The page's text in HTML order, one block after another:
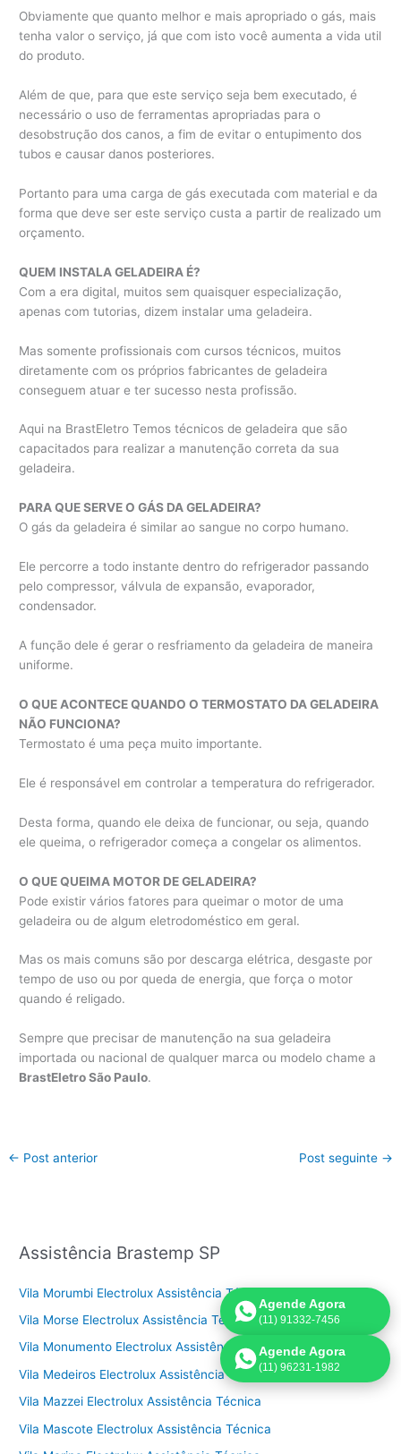
Obviamente que quanto melhor e mais apropriado o gás, mais
tenha valor o serviço, já que com isto você aumenta a vida util
do produto.
Além de que, para que este serviço seja bem executado, é
necessário o uso de ferramentas apropriadas para o
desobstrução dos canos, a fim de evitar o entupimento dos
tubos e causar danos posteriores.
Portanto para uma carga de gás executada com material e da
forma que deve ser este serviço custa a partir de realizado um
orçamento.
QUEM INSTALA GELADEIRA É?
Com a era digital, muitos sem quaisquer especialização,
apenas com tutorias, dizem instalar uma geladeira.
Mas somente profissionais com cursos técnicos, muitos
diretamente com os próprios fabricantes de geladeira
conseguem atuar e ter sucesso nesta profissão.
Aqui na BrastEletro Temos técnicos de geladeira que são
capacitados para realizar a manutenção correta da sua
geladeira.
PARA QUE SERVE O GÁS DA GELADEIRA?
O gás da geladeira é similar ao sangue no corpo humano.
Ele percorre a todo instante dentro do refrigerador passando
pelo compressor, válvula de expansão, evaporador,
condensador.
A função dele é gerar o resfriamento da geladeira de maneira
uniforme.
O QUE ACONTECE QUANDO O TERMOSTATO DA GELADEIRA
NÃO FUNCIONA?
Termostato é uma peça muito importante.
Ele é responsável em controlar a temperatura do refrigerador.
Desta forma, quando ele deixa de funcionar, ou seja, quando
ele queima, o refrigerador começa a congelar os alimentos.
O QUE QUEIMA MOTOR DE GELADEIRA?
Pode existir vários fatores para queimar o motor de uma
geladeira ou de algum eletrodoméstico em geral.
Mas os mais comuns são por descarga elétrica, desgaste por
tempo de uso ou por queda de energia, que força o motor
quando é religado.
Sempre que precisar de manutenção na sua geladeira
importada ou nacional de qualquer marca ou modelo chame a
BrastEletro São Paulo.
← Post anterior Post seguinte →
Assistência Brastemp SP
Vila Morumbi Electrolux Assistência Técnica
Vila Morse Electrolux Assistência Técnica
Vila Monumento Electrolux Assistência Técnica
Vila Medeiros Electrolux Assistência Técnica
Vila Mazzei Electrolux Assistência Técnica
Vila Mascote Electrolux Assistência Técnica
Agende Agora
(11) 91332-7456
Agende Agora
(11) 96231-1982